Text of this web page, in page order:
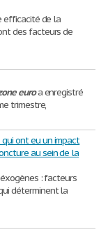
efficacité de la
des facteurs de
euroa enregistré
trimestre,
ont eu un impact
au sein de la
éxogènes : facteurs
déterminent la